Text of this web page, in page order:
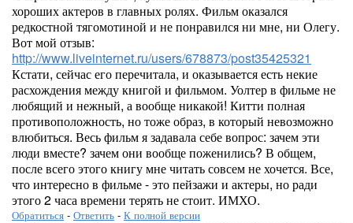
хороших актеров в главных ролях. Фильм оказался
редкостной тягомотиной и не понравился ни мне, ни Олегу.
Вот мой отзыв:
http://www.liveinternet.ru/users/678873/post35425321
Кстати, сейчас его перечитала, и оказывается есть некие
расхождения между книгой и фильмом. Уолтер в фильме не
любящий и нежный, а вообще никакой! Китти полная
противоположность, но тоже образ, в который невозможно
влюбиться. Весь фильм я задавала себе вопрос: зачем эти
люди вместе? зачем они вообще поженились? В общем,
после всего этого книгу мне читать совсем не хочется. Все,
что интересно в фильме - это пейзажи и актеры, но ради
этого 2 часа времени терять не стоит. ИМХО.
Обратиться - Ответить - К полной версии